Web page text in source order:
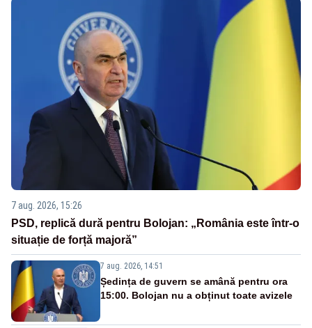
7 aug. 2026, 15:26
PSD, replică dură pentru Bolojan: „România este într-o
situație de forță majoră”
7 aug. 2026, 14:51
Ședința de guvern se amână pentru ora
15:00. Bolojan nu a obținut toate avizele